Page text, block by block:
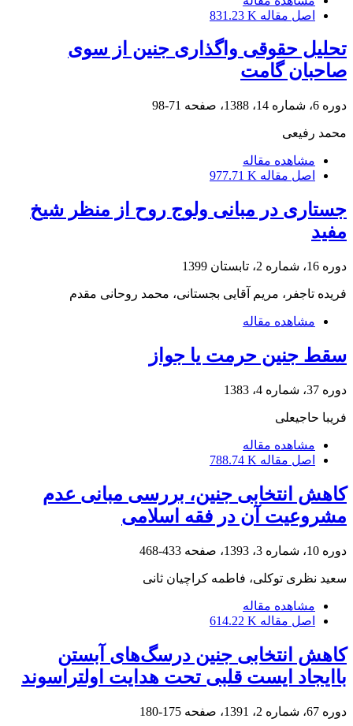
اصل مقاله 831.23 K
تحلیل حقوقی واگذاری جنین از سوی
صاحبان گامت
دوره 6، شماره 14، 1388، صفحه 71-98
محمد رفیعی
مشاهده مقاله
اصل مقاله 977.71 K
جستاری در مبانی ولوج روح از منظر شیخ
مفید
دوره 16، شماره 2، تابستان 1399
فریده تاجفر، مریم آقایی بجستانی، محمد روحانی مقدم
مشاهده مقاله
سقط جنین حرمت یا جواز
دوره 37، شماره 4، 1383
فریبا حاجیعلی
مشاهده مقاله
اصل مقاله 788.74 K
کاهش انتخابی جنین، بررسی مبانی عدم
مشروعیت آن در فقه اسلامی
دوره 10، شماره 3، 1393، صفحه 433-468
سعید نظری توکلی، فاطمه کراچیان ثانی
مشاهده مقاله
اصل مقاله 614.22 K
کاهش انتخابی جنین درسگ‌های آبستن
باایجاد ایست قلبی تحت هدایت اولتراسوند
دوره 67، شماره 2، 1391، صفحه 175-180